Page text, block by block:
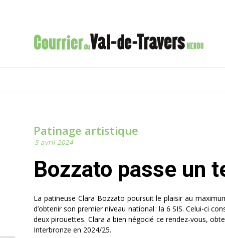
Patinage artistique
5 avril 2024
Bozzato passe
La patineuse Clara Bozzato poursuit le plaisir au
d’obtenir son premier niveau national : la 6 SIS. Celui-ci
deux pirouettes. Clara a bien négocié ce rendez-vous,
Interbronze en 2024/25.